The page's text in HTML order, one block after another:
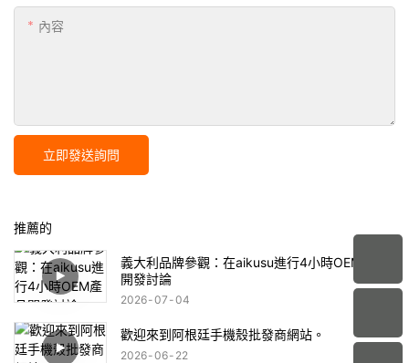
內容
立即發送詢問
推薦的
義大利品牌參觀：在aikusu進行4小時OEM產品
開發討論
2026 07 04
歡迎來到阿根廷手機殼批發商網站。
2026 06 22